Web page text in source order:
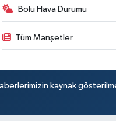
Bolu Hava Durumu
Tüm Manşetler
kaynak